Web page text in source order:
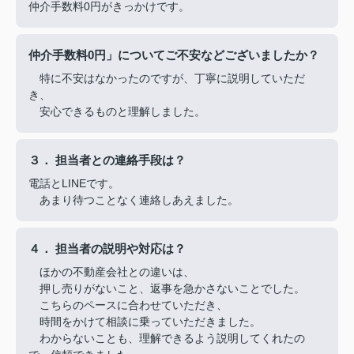
仲介手数料0円がきっかけです。
仲介手数料0円」についてご不安などございましたか？
特に不安はなかったのですが、丁寧に説明していただ
き、
安心できるものと理解しました。
３． 担当者との連絡手段は？
電話とLINEです。
あまり待つことなく連絡しあえました。
４． 担当者の説明や対応は？
ほかの不動産会社との違いは、
押し売りがないこと、返事を急かさないことでした。
こちらのペースに合わせていただき、
時間をかけて相談に乗っていただきました。
わからないことも、理解できるよう説明してくれたの